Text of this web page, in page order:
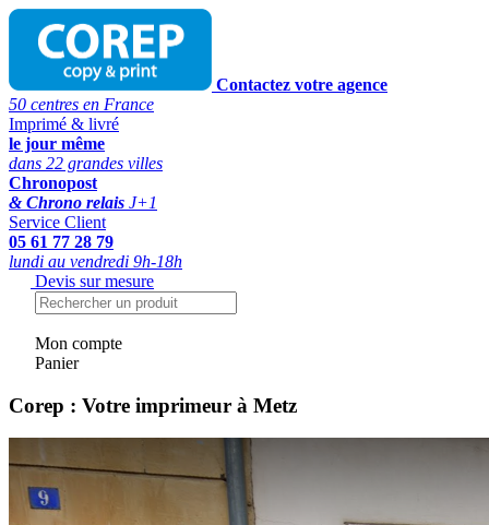
Contactez votre agence
50 centres en France
Imprimé & livré
le jour même
dans 22 grandes villes
Chronopost
& Chrono relais J+1
Service Client
05 61 77 28 79
lundi au vendredi 9h-18h
Devis sur mesure
Mon compte
Panier
Corep : Votre imprimeur à Metz